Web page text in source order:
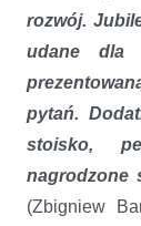
rozwój.
udane dla
pytań.
stoisko,
(Zbigniew